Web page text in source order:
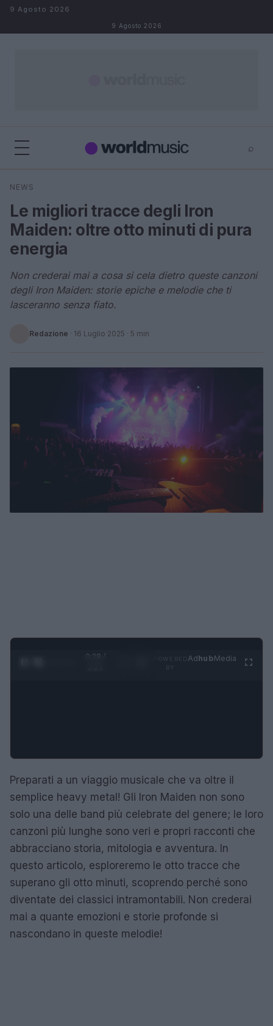
Salta al contenuto
9 Agosto 2026
9 Agosto 2026
⌕
Cerca
NEWS
Le migliori tracce degli Iron
Maiden: oltre otto minuti di pura
energia
Non crederai mai a cosa si cela dietro queste canzoni
degli Iron Maiden: storie epiche e melodie che ti
lasceranno senza fiato.
Redazione · 16 Luglio 2025 · 5 min
0:29 /
AdhubMedia
Preparati a un viaggio musicale che va oltre il
semplice heavy metal! Gli Iron Maiden non sono
solo una delle band più celebrate del genere; le loro
canzoni più lunghe sono veri e propri racconti che
abbracciano storia, mitologia e avventura. In
questo articolo, esploreremo le otto tracce che
superano gli otto minuti, scoprendo perché sono
diventate dei classici intramontabili. Non crederai
mai a quante emozioni e storie profonde si
nascondano in queste melodie!